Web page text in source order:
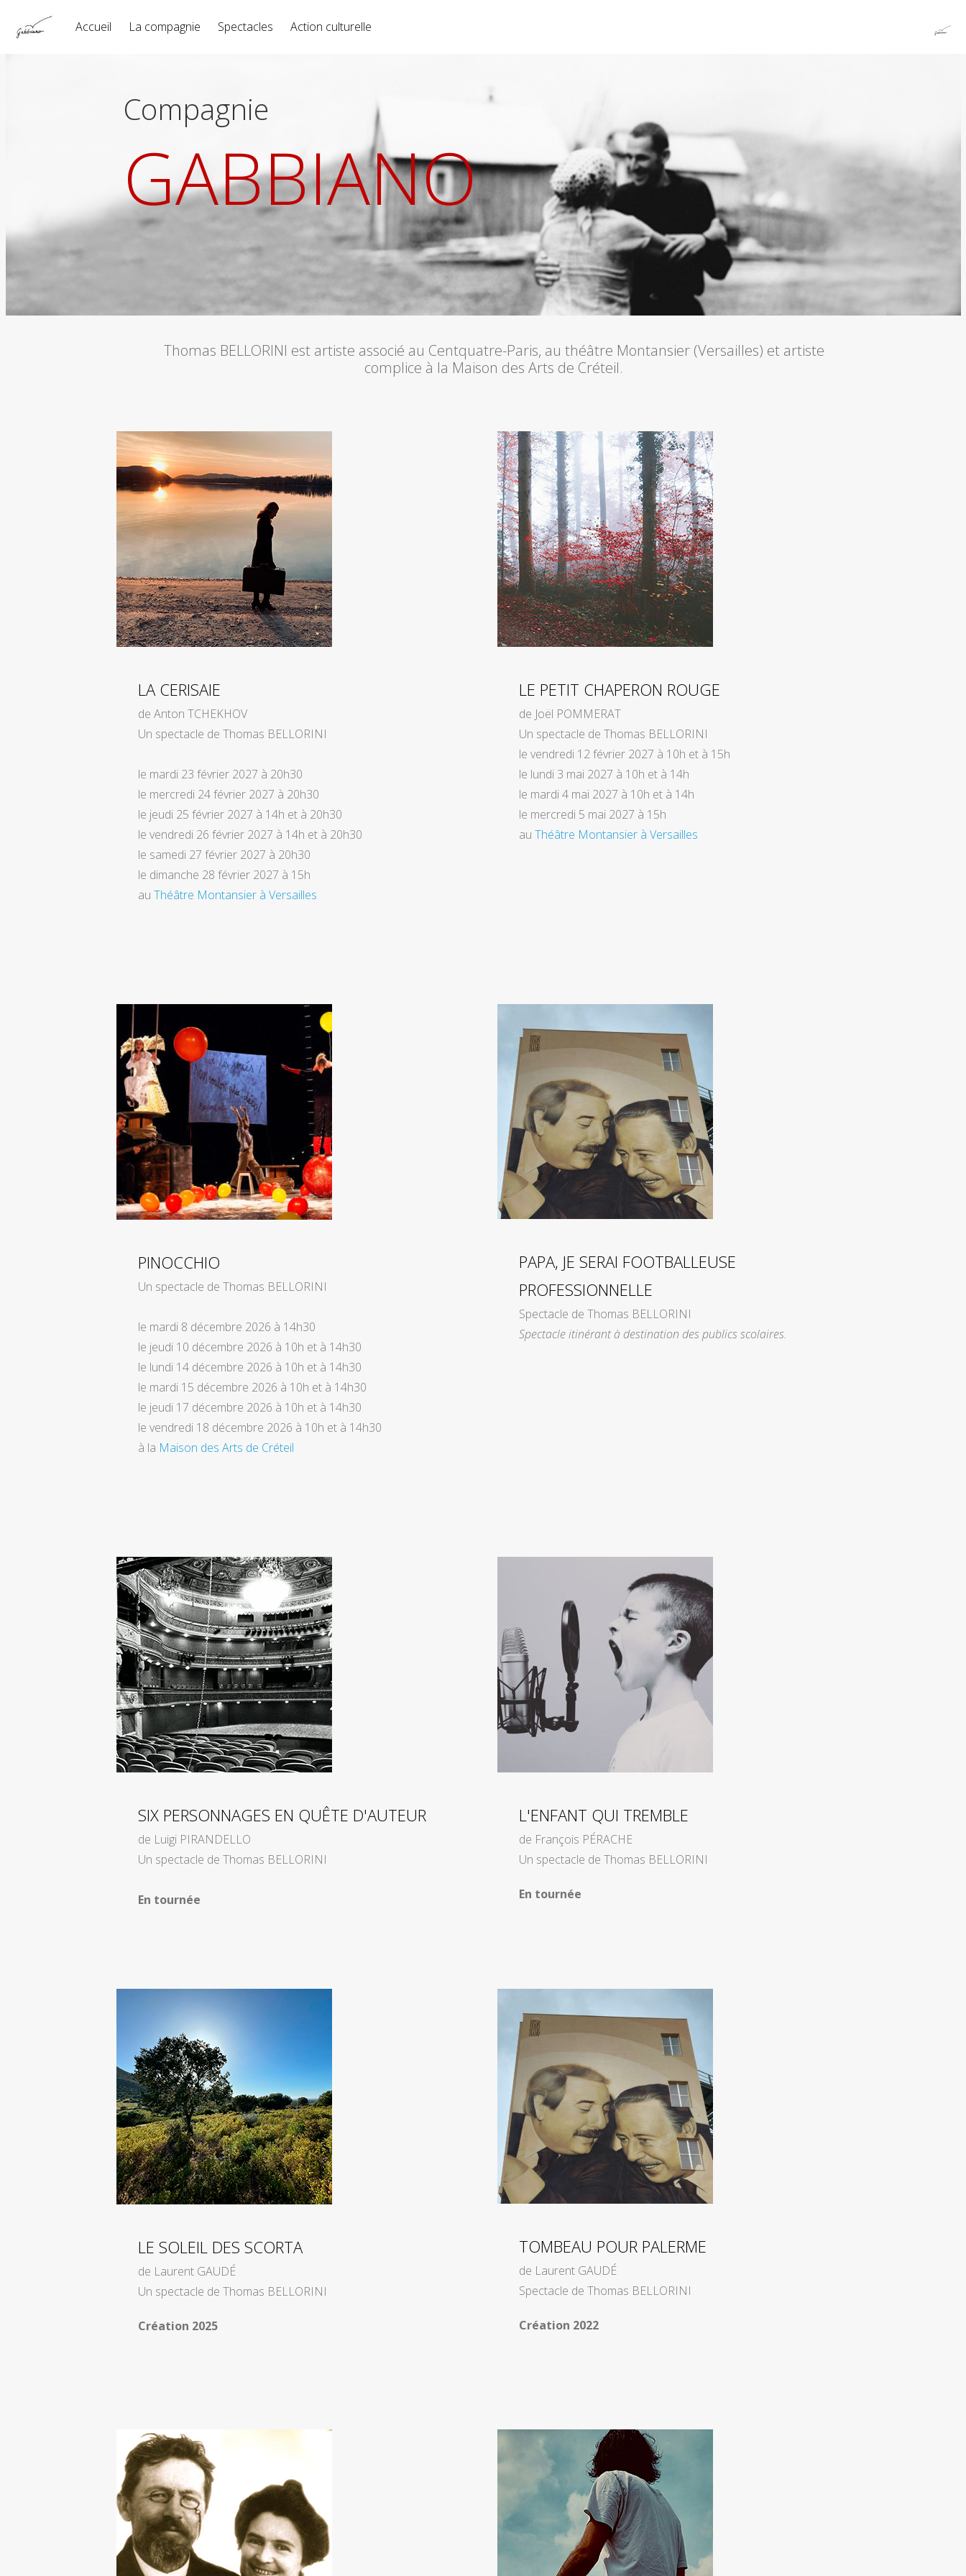
Accueil La compagnie Spectacles Action culturelle
Compagnie
GABBIANO
Thomas BELLORINI est artiste associé au Centquatre-Paris, au théâtre Montansier (Versailles) et artiste
complice à la Maison des Arts de Créteil.
LA CERISAIE
de Anton TCHEKHOV
Un spectacle de Thomas BELLORINI
le mardi 23 février 2027 à 20h30
le mercredi 24 février 2027 à 20h30
le jeudi 25 février 2027 à 14h et à 20h30
le vendredi 26 février 2027 à 14h et à 20h30
le samedi 27 février 2027 à 20h30
le dimanche 28 février 2027 à 15h
au Théâtre Montansier à Versailles
LE PETIT CHAPERON ROUGE
de Joël POMMERAT
Un spectacle de Thomas BELLORINI
le vendredi 12 février 2027 à 10h et à 15h
le lundi 3 mai 2027 à 10h et à 14h
le mardi 4 mai 2027 à 10h et à 14h
le mercredi 5 mai 2027 à 15h
au Théâtre Montansier à Versailles
PINOCCHIO
Un spectacle de Thomas BELLORINI
le mardi 8 décembre 2026 à 14h30
le jeudi 10 décembre 2026 à 10h et à 14h30
le lundi 14 décembre 2026 à 10h et à 14h30
le mardi 15 décembre 2026 à 10h et à 14h30
le jeudi 17 décembre 2026 à 10h et à 14h30
le vendredi 18 décembre 2026 à 10h et à 14h30
à la Maison des Arts de Créteil
PAPA, JE SERAI FOOTBALLEUSE
PROFESSIONNELLE
Spectacle de Thomas BELLORINI
Spectacle itinérant à destination des publics scolaires.
SIX PERSONNAGES EN QUÊTE D'AUTEUR
de Luigi PIRANDELLO
Un spectacle de Thomas BELLORINI
En tournée
L'ENFANT QUI TREMBLE
de François PÉRACHE
Un spectacle de Thomas BELLORINI
En tournée
LE SOLEIL DES SCORTA
de Laurent GAUDÉ
Un spectacle de Thomas BELLORINI
Création 2025
TOMBEAU POUR PALERME
de Laurent GAUDÉ
Spectacle de Thomas BELLORINI
Création 2022